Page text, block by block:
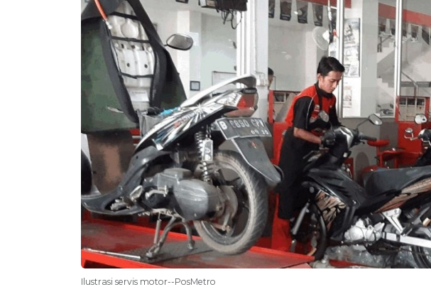
Ilustrasi servis motor--PosMetro